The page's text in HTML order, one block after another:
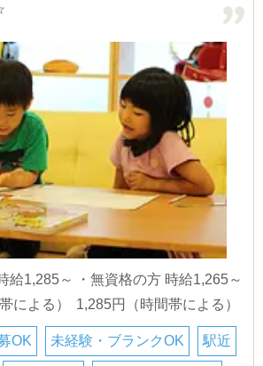
給1,285～
による）
・無資格の方 時給1,265～
1,285円（時間帯による）
OK 未経験・ブランクOK 駅近